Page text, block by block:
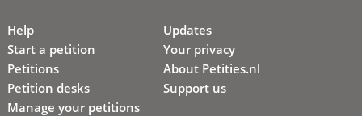
Help
Start a petition
Petitions
Petition desks
Manage your petitions
Updates
Your privacy
About Petities.nl
Support us